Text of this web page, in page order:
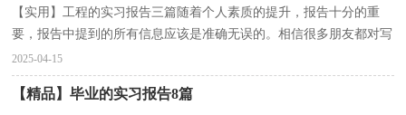
【实用】工程的实习报告三篇随着个人素质的提升，报告十分的重
要，报告中提到的所有信息应该是准确无误的。相信很多朋友都对写
报告感到非常苦恼吧，以下是小编为大家整理的工程的...
2025-04-15
【精品】毕业的实习报告8篇